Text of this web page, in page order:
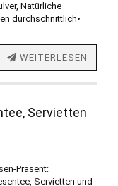
Natürliche
durchschnittlich•
WEITERLESEN
Servietten
Präsent:
Servietten und